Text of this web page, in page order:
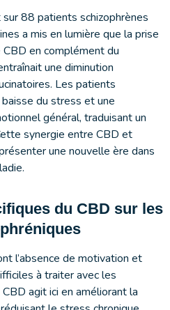
88 patients schizophrènes
a mis en lumière que la prise
en complément du
une diminution
Les patients
du stress et une
général, traduisant un
synergie entre CBD et
une nouvelle ère dans
du CBD sur les
l’absence de motivation et
à traiter avec les
agit ici en améliorant la